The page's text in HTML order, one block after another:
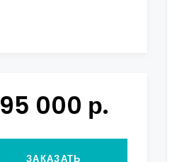
95 000 р.
ЗАКАЗАТЬ